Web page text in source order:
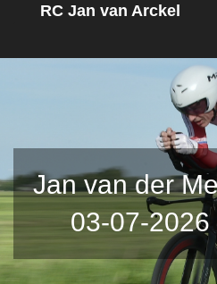
RC Jan van Arckel
Jan van der
03-07-2026